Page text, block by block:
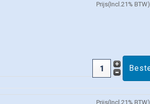
Prijs(Incl.21% BTW)
Prijs(Incl.21% BTW)